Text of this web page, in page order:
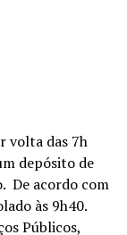
volta das 7h
depósito de
De acordo com
às 9h40.
Públicos,